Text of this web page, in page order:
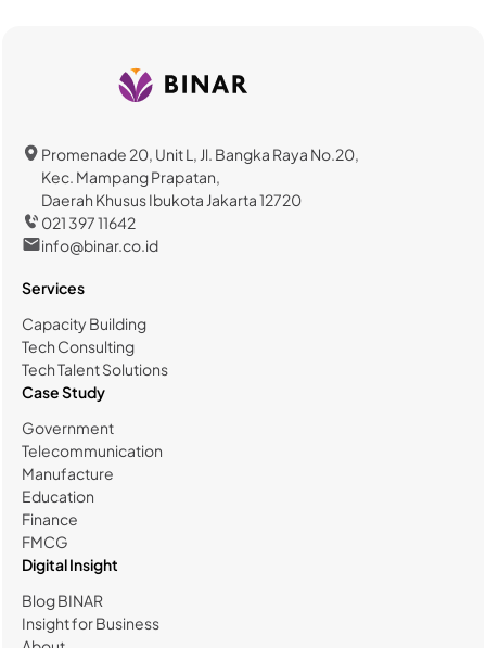
Promenade 20, Unit L, Jl. Bangka Raya No.20,
Kec. Mampang Prapatan,
Daerah Khusus Ibukota Jakarta 12720
021 397 11642
info@binar.co.id
Services
Capacity Building
Tech Consulting
Tech Talent Solutions
Case Study
Government
Telecommunication
Manufacture
Education
Finance
FMCG
Digital Insight
Blog BINAR
Insight for Business